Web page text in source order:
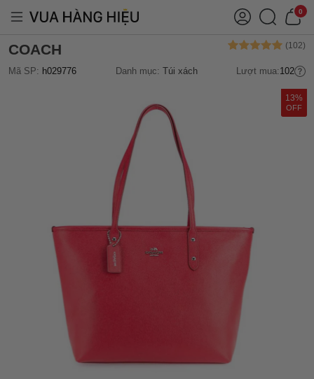
0
COACH
Mã SP: h029776 Danh mục: Túi xách Lượt mua:102
13%
OFF